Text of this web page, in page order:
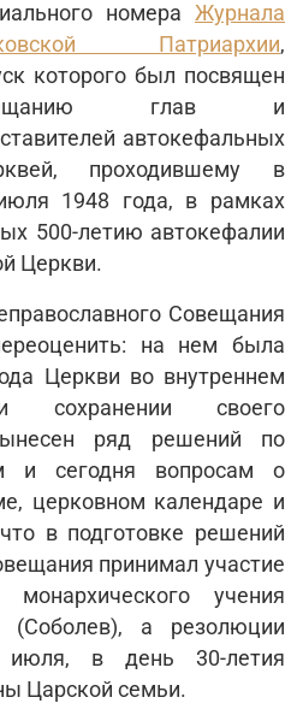
номера Журнала
Патриархии,
которого был посвящен
глав и
автокефальных
проходившему в
1948 года, в рамках
500-летию автокефалии
Церкви.
Совещания
на нем была
Церкви во внутреннем
сохранении своего
ряд решений по
и сегодня вопросам о
церковном календаре и
в подготовке решений
принимал участие
монархического учения
(Соболев), а резолюции
в день 30-летия
Царской семьи.